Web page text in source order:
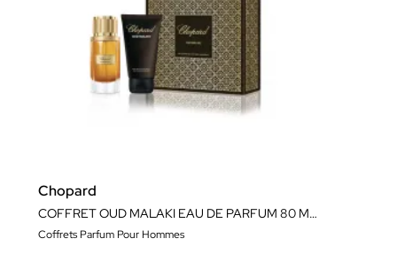
Chopard
COFFRET OUD MALAKI EAU DE PARFUM 80 ML & GEL DOUCHE PARFUMÉ 150ML
Coffrets Parfum Pour Hommes